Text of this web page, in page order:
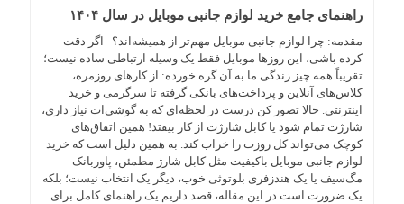
راهنمای جامع خرید لوازم جانبی موبایل در سال ۱۴۰۴
مقدمه: چرا لوازم جانبی موبایل مهم‌تر از همیشه‌اند؟ اگر دقت
کرده باشی، این روزها موبایل فقط یک وسیله ارتباطی ساده نیست؛
تقریباً همه چیز زندگی ما به آن گره خورده: از کارهای روزمره،
کلاس‌های آنلاین و پرداخت‌های بانکی گرفته تا سرگرمی و خرید
اینترنتی. حالا تصور کن درست در لحظه‌ای که به گوشی‌ات نیاز داری،
شارژت تمام شود یا کابل شارژت از کار بیفتد! همین اتفاق‌های
کوچک می‌تواند کل روزت را خراب کند. به همین دلیل است که خرید
لوازم جانبی موبایل باکیفیت مثل کابل شارژ مطمئن، پاوربانک
مگ‌سیف یا یک هندزفری بلوتوثی خوب، دیگر یک انتخاب نیست؛ بلکه
یک ضرورت است.در این مقاله، قصد داریم یک راهنمای کامل برای